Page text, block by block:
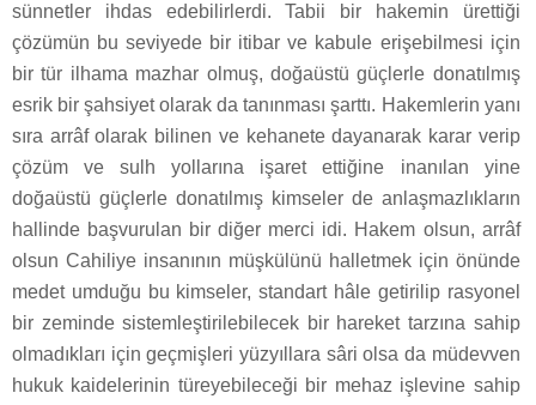
sünnetler ihdas edebilirlerdi. Tabii bir hakemin ürettiği
çözümün bu seviyede bir itibar ve kabule erişebilmesi için
bir tür ilhama mazhar olmuş, doğaüstü güçlerle donatılmış
esrik bir şahsiyet olarak da tanınması şarttı. Hakemlerin yanı
sıra arrâf olarak bilinen ve kehanete dayanarak karar verip
çözüm ve sulh yollarına işaret ettiğine inanılan yine
doğaüstü güçlerle donatılmış kimseler de anlaşmazlıkların
hallinde başvurulan bir diğer merci idi. Hakem olsun, arrâf
olsun Cahiliye insanının müşkülünü halletmek için önünde
medet umduğu bu kimseler, standart hâle getirilip rasyonel
bir zeminde sistemleştirilebilecek bir hareket tarzına sahip
olmadıkları için geçmişleri yüzyıllara sâri olsa da müdevven
hukuk kaidelerinin türeyebileceği bir mehaz işlevine sahip